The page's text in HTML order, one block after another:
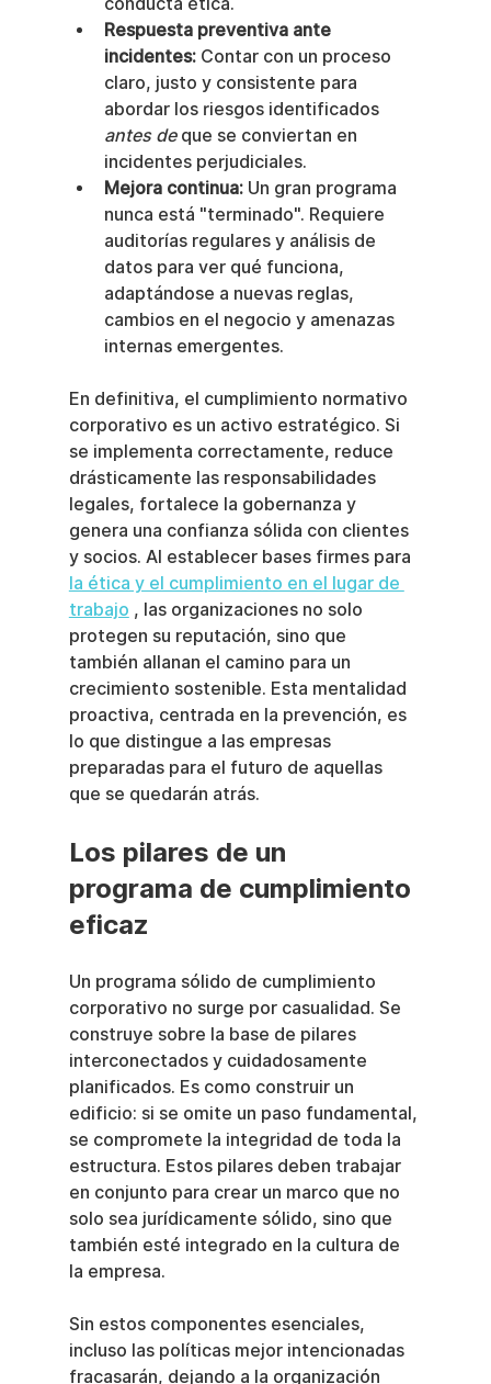
Respuesta preventiva ante
incidentes: Contar con un proceso
claro, justo y consistente para
abordar los riesgos identificados
antes de que se conviertan en
incidentes perjudiciales.
Mejora continua: Un gran programa
nunca está "terminado". Requiere
auditorías regulares y análisis de
datos para ver qué funciona,
adaptándose a nuevas reglas,
cambios en el negocio y amenazas
internas emergentes.
En definitiva, el cumplimiento normativo
corporativo es un activo estratégico. Si
se implementa correctamente, reduce
drásticamente las responsabilidades
legales, fortalece la gobernanza y
genera una confianza sólida con clientes
y socios. Al establecer bases firmes para
la ética y el cumplimiento en el lugar de
trabajo , las organizaciones no solo
protegen su reputación, sino que
también allanan el camino para un
crecimiento sostenible. Esta mentalidad
proactiva, centrada en la prevención, es
lo que distingue a las empresas
preparadas para el futuro de aquellas
que se quedarán atrás.
Los pilares de un
programa de cumplimiento
eficaz
Un programa sólido de cumplimiento
corporativo no surge por casualidad. Se
construye sobre la base de pilares
interconectados y cuidadosamente
planificados. Es como construir un
edificio: si se omite un paso fundamental,
se compromete la integridad de toda la
estructura. Estos pilares deben trabajar
en conjunto para crear un marco que no
solo sea jurídicamente sólido, sino que
también esté integrado en la cultura de
la empresa.
Sin estos componentes esenciales,
incluso las políticas mejor intencionadas
fracasarán, dejando a la organización